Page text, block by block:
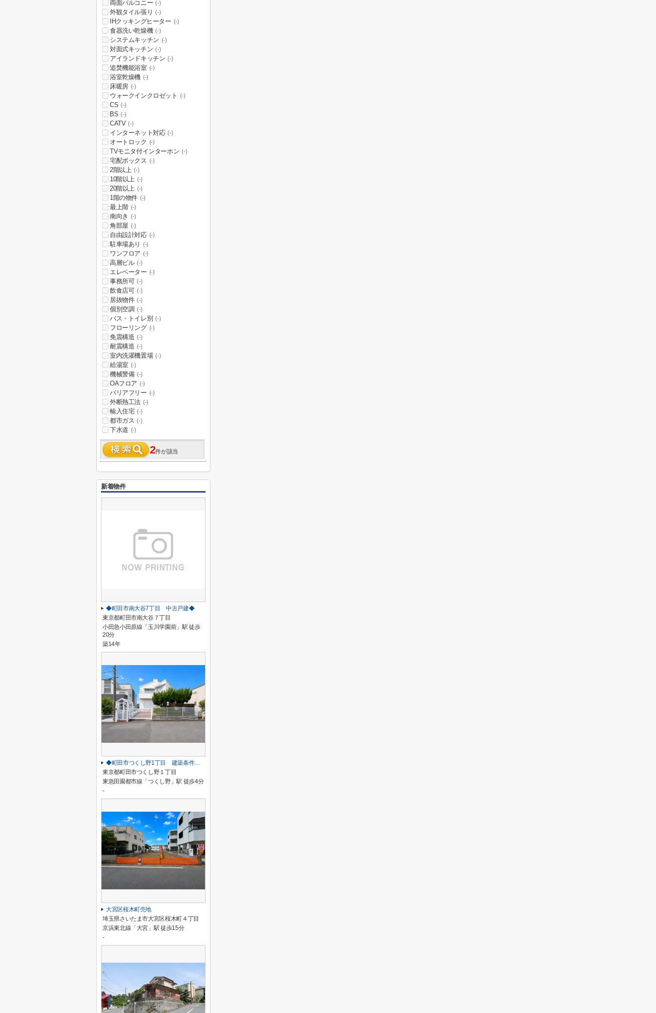
両面バルコニー (-)
外観タイル張り (-)
IHクッキングヒーター (-)
食器洗い乾燥機 (-)
システムキッチン (-)
対面式キッチン (-)
アイランドキッチン (-)
追焚機能浴室 (-)
浴室乾燥機 (-)
床暖房 (-)
ウォークインクロゼット (-)
CS (-)
BS (-)
CATV (-)
インターネット対応 (-)
オートロック (-)
TVモニタ付インターホン (-)
宅配ボックス (-)
2階以上 (-)
10階以上 (-)
20階以上 (-)
1階の物件 (-)
最上階 (-)
南向き (-)
角部屋 (-)
自由設計対応 (-)
駐車場あり (-)
ワンフロア (-)
高層ビル (-)
エレベーター (-)
事務所可 (-)
飲食店可 (-)
居抜物件 (-)
個別空調 (-)
バス・トイレ別 (-)
フローリング (-)
免震構造 (-)
耐震構造 (-)
室内洗濯機置場 (-)
給湯室 (-)
機械警備 (-)
OAフロア (-)
バリアフリー (-)
外断熱工法 (-)
輸入住宅 (-)
都市ガス (-)
下水道 (-)
2件が該当
新着物件
◆町田市南大谷7丁目 中古戸建◆
東京都町田市南大谷７丁目
小田急小田原線「玉川学園前」駅 徒歩
20分
築14年
◆町田市つくし野1丁目 建築条件なし売地◆
東京都町田市つくし野１丁目
東急田園都市線「つくし野」駅 徒歩4分
-
大宮区桜木町売地
埼玉県さいたま市大宮区桜木町４丁目
京浜東北線「大宮」駅 徒歩15分
-